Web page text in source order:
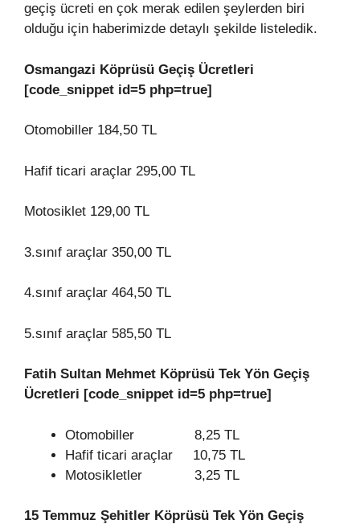
geçiş ücreti en çok merak edilen şeylerden biri
olduğu için haberimizde detaylı şekilde listeledik.
Osmangazi Köprüsü Geçiş Ücretleri
[code_snippet id=5 php=true]
Otomobiller 184,50 TL
Hafif ticari araçlar 295,00 TL
Motosiklet 129,00 TL
3.sınıf araçlar 350,00 TL
4.sınıf araçlar 464,50 TL
5.sınıf araçlar 585,50 TL
Fatih Sultan Mehmet Köprüsü Tek Yön Geçiş
Ücretleri [code_snippet id=5 php=true]
Otomobiller 8,25 TL
Hafif ticari araçlar 10,75 TL
Motosikletler 3,25 TL
15 Temmuz Şehitler Köprüsü Tek Yön Geçiş